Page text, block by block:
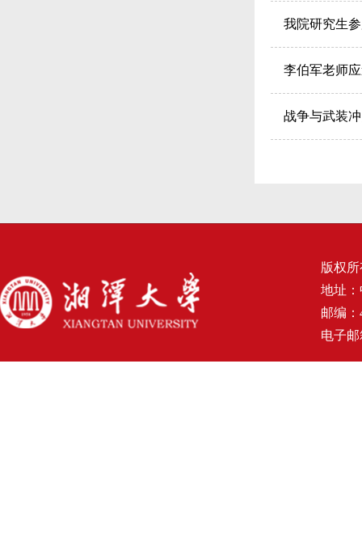
我院研究生
李伯军老师
战争与武装
版权
地址
邮编：
电子邮